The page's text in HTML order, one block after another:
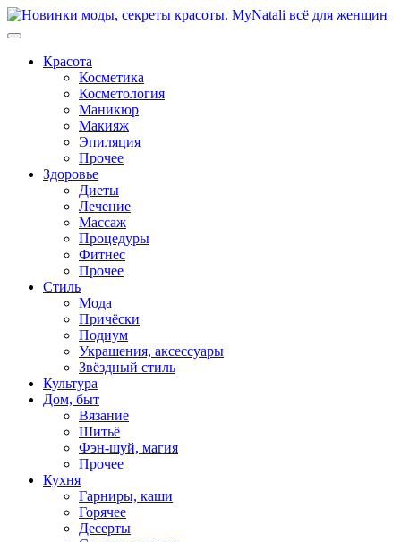
Перейти
к
Красота
Косметика
Косметология
Маникюр
Макияж
Эпиляция
Прочее
Здоровье
Диеты
Лечение
Массаж
Процедуры
Фитнес
Прочее
Стиль
Мода
Причёски
Подиум
Украшения, аксессуары
Звёздный стиль
Культура
Дом, быт
Вязание
Шитьё
Фэн-шуй, магия
Прочее
Кухня
Гарниры, каши
Горячее
Десерты